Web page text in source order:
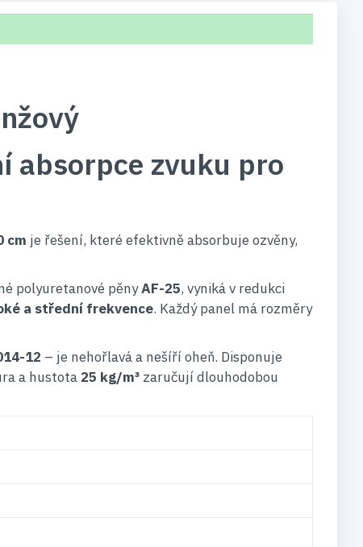
absorpce zvuku pro
cm je řešení, které efektivně absorbuje ozvěny,
polyuretanové pěnyAF-25, vyniká v redukci
a střední frekvence. Každý panel má rozměry
12 – je nehořlavá a nešíří oheň. Disponuje
a hustota 25 kg/m³ zaručují dlouhodobou